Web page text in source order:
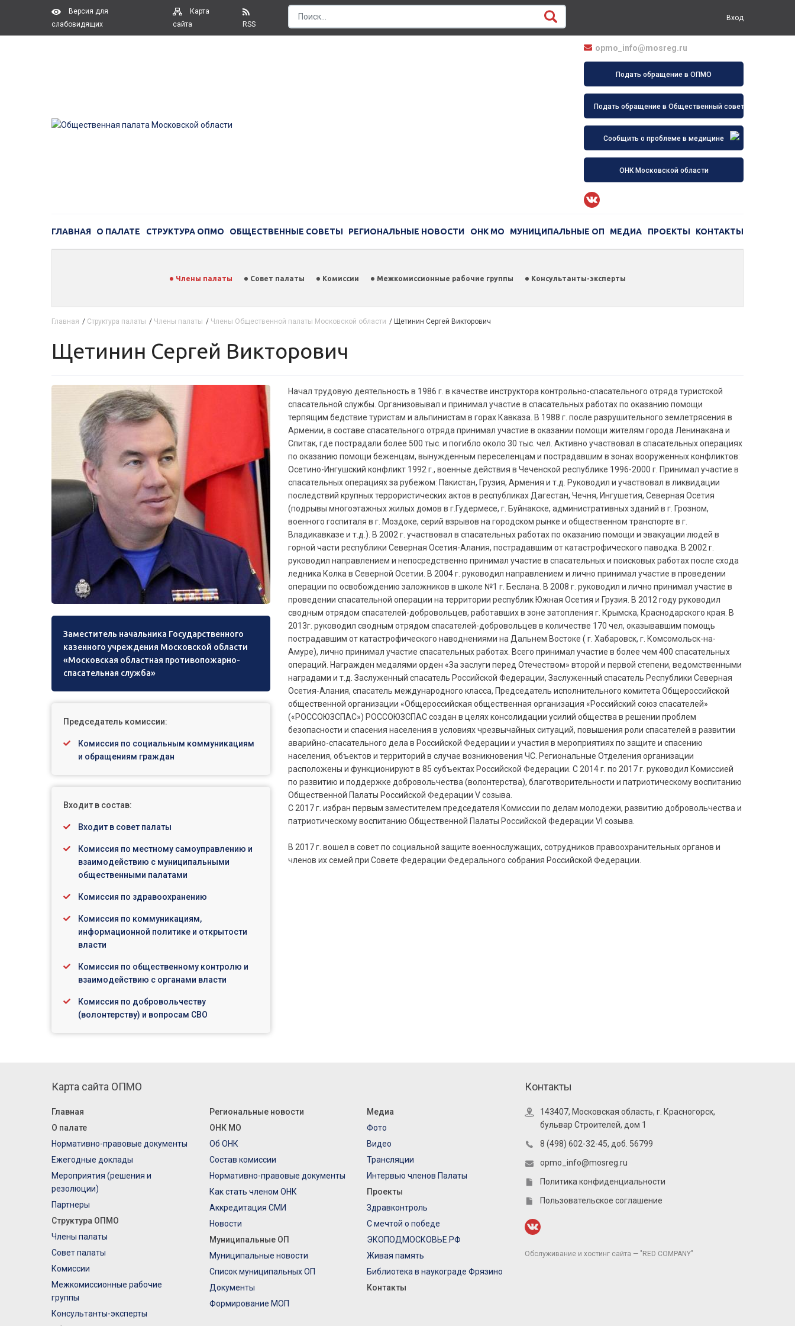
Версия для
слабовидящих
Карта
сайта
RSS
Вход
opmo_info@mosreg.ru
Подать обращение в ОПМО
Подать обращение в Общественный совет
Сообщить о проблеме в медицине
ОНК Московской области
ГЛАВНАЯ О ПАЛАТЕ СТРУКТУРА ОПМО ОБЩЕСТВЕННЫЕ СОВЕТЫ РЕГИОНАЛЬНЫЕ НОВОСТИ ОНК МО МУНИЦИПАЛЬНЫЕ ОП МЕДИА ПРОЕКТЫ КОНТАКТЫ
Члены палаты Совет палаты Комиссии Межкомиссионные рабочие группы Консультанты-эксперты
Главная / Структура палаты / Члены палаты / Члены Общественной палаты Московской области / Щетинин Сергей Викторович
Щетинин Сергей Викторович
Заместитель начальника Государственного
казенного учреждения Московской области
«Московская областная противопожарно-
спасательная служба»
Председатель комиссии:
Комиссия по социальным коммуникациям
и обращениям граждан
Входит в состав:
Входит в совет палаты
Комиссия по местному самоуправлению и
взаимодействию с муниципальными
общественными палатами
Комиссия по здравоохранению
Комиссия по коммуникациям,
информационной политике и открытости
власти
Комиссия по общественному контролю и
взаимодействию с органами власти
Комиссия по добровольчеству
(волонтерству) и вопросам СВО
Начал трудовую деятельность в 1986 г. в качестве инструктора контрольно-спасательного отряда туристской
спасательной службы. Организовывал и принимал участие в спасательных работах по оказанию помощи
терпящим бедствие туристам и альпинистам в горах Кавказа. В 1988 г. после разрушительного землетрясения в
Армении, в составе спасательного отряда принимал участие в оказании помощи жителям города Ленинакана и
Спитак, где пострадали более 500 тыс. и погибло около 30 тыс. чел. Активно участвовал в спасательных операциях
по оказанию помощи беженцам, вынужденным переселенцам и пострадавшим в зонах вооруженных конфликтов:
Осетино-Ингушский конфликт 1992 г., военные действия в Чеченской республике 1996-2000 г. Принимал участие в
спасательных операциях за рубежом: Пакистан, Грузия, Армения и т.д. Руководил и участвовал в ликвидации
последствий крупных террористических актов в республиках Дагестан, Чечня, Ингушетия, Северная Осетия
(подрывы многоэтажных жилых домов в г.Гудермесе, г. Буйнакске, административных зданий в г. Грозном,
военного госпиталя в г. Моздоке, серий взрывов на городском рынке и общественном транспорте в г.
Владикавказе и т.д.). В 2002 г. участвовал в спасательных работах по оказанию помощи и эвакуации людей в
горной части республики Северная Осетия-Алания, пострадавшим от катастрофического паводка. В 2002 г.
руководил направлением и непосредственно принимал участие в спасательных и поисковых работах после схода
ледника Колка в Северной Осетии. В 2004 г. руководил направлением и лично принимал участие в проведении
операции по освобождению заложников в школе №1 г. Беслана. В 2008 г. руководил и лично принимал участие в
проведении спасательной операции на территории республик Южная Осетия и Грузия. В 2012 году руководил
сводным отрядом спасателей-добровольцев, работавших в зоне затопления г. Крымска, Краснодарского края. В
2013г. руководил сводным отрядом спасателей-добровольцев в количестве 170 чел, оказывавшим помощь
пострадавшим от катастрофического наводнениями на Дальнем Востоке ( г. Хабаровск, г. Комсомольск-на-
Амуре), лично принимал участие спасательных работах. Всего принимал участие в более чем 400 спасательных
операций. Награжден медалями орден «За заслуги перед Отечеством» второй и первой степени, ведомственными
наградами и т.д. Заслуженный спасатель Российской Федерации, Заслуженный спасатель Республики Северная
Осетия-Алания, спасатель международного класса, Председатель исполнительного комитета Общероссийской
общественной организации «Общероссийская общественная организация «Российский союз спасателей»
(«РОССОЮЗСПАС») РОССОЮЗСПАС создан в целях консолидации усилий общества в решении проблем
безопасности и спасения населения в условиях чрезвычайных ситуаций, повышения роли спасателей в развитии
аварийно-спасательного дела в Российской Федерации и участия в мероприятиях по защите и спасению
населения, объектов и территорий в случае возникновения ЧС. Региональные Отделения организации
расположены и функционируют в 85 субъектах Российской Федерации. С 2014 г. по 2017 г. руководил Комиссией
по развитию и поддержке добровольчества (волонтерства), благотворительности и патриотическому воспитанию
Общественной Палаты Российской Федерации V созыва.
С 2017 г. избран первым заместителем председателя Комиссии по делам молодежи, развитию добровольчества и
патриотическому воспитанию Общественной Палаты Российской Федерации VI созыва.
В 2017 г. вошел в совет по социальной защите военнослужащих, сотрудников правоохранительных органов и
членов их семей при Совете Федерации Федерального собрания Российской Федерации.
Карта сайта ОПМО
Главная
О палате
Нормативно-правовые документы
Ежегодные доклады
Мероприятия (решения и
резолюции)
Партнеры
Структура ОПМО
Члены палаты
Совет палаты
Комиссии
Межкомиссионные рабочие
группы
Консультанты-эксперты
Региональные новости
ОНК МО
Об ОНК
Состав комиссии
Нормативно-правовые документы
Как стать членом ОНК
Аккредитация СМИ
Новости
Муниципальные ОП
Муниципальные новости
Список муниципальных ОП
Документы
Формирование МОП
Медиа
Фото
Видео
Трансляции
Интервью членов Палаты
Проекты
Здравконтроль
С мечтой о победе
ЭКОПОДМОСКОВЬЕ.РФ
Живая память
Библиотека в наукограде Фрязино
Контакты
Контакты
143407, Московская область, г. Красногорск,
бульвар Строителей, дом 1
8 (498) 602-32-45, доб. 56799
opmo_info@mosreg.ru
Политика конфиденциальности
Пользовательское соглашение
Обслуживание и хостинг сайта — "RED COMPANY"